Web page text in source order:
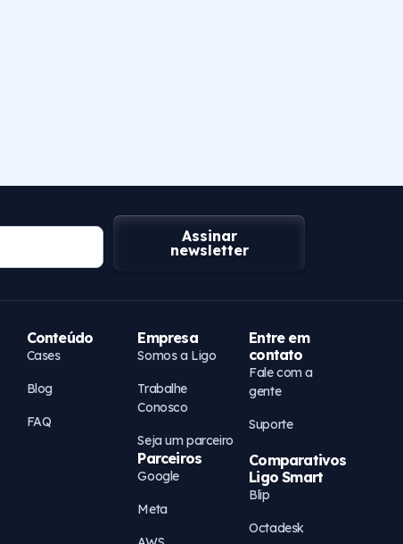
Assinar
newsletter
Conteúdo
Cases
Blog
FAQ
Empresa
Somos a Ligo
Trabalhe
Conosco
Seja um parceiro
Parceiros
Google
Meta
Entre em
contato
Fale com a
gente
Suporte
Comparativos
Ligo Smart
Blip
Octadesk